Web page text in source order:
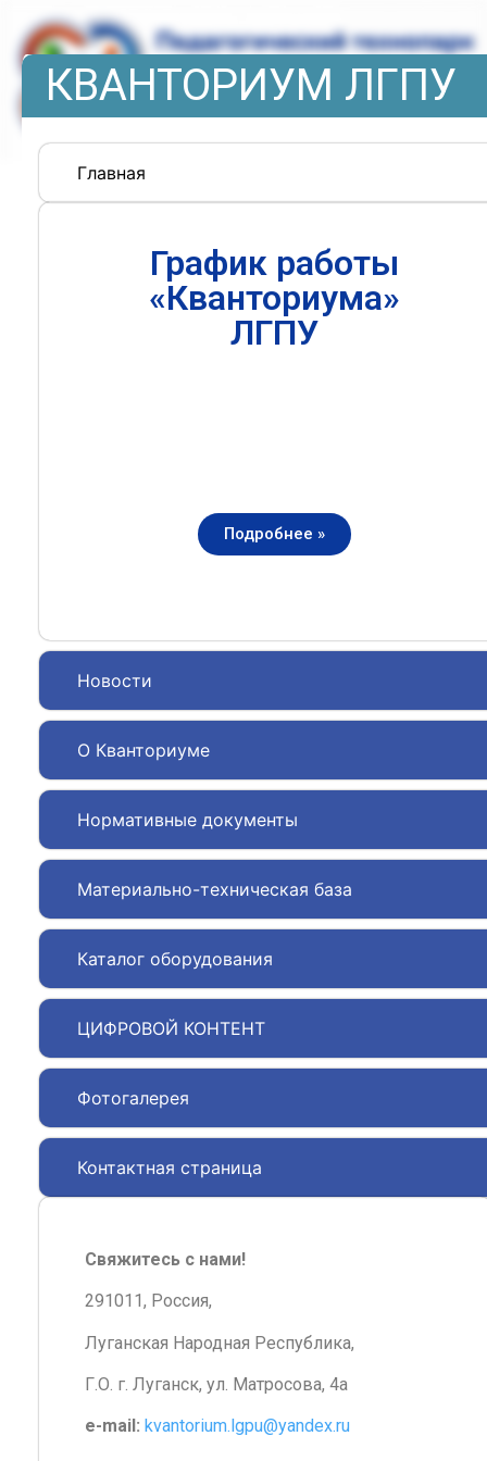
КВАНТОРИУМ ЛГПУ
Главная
Новости
О Кванториуме
Нормативные документы
Материально-техническая база
Каталог оборудования
ЦИФРОВОЙ КОНТЕНТ
Фотогалерея
Контактная страница
График работы
«Кванториума»
ЛГПУ
Подробнее »
Свяжитесь с нами!
291011, Россия,
Луганская Народная Республика,
Г.О. г. Луганск, ул. Матросова, 4а
e-mail: kvantorium.lgpu@yandex.ru